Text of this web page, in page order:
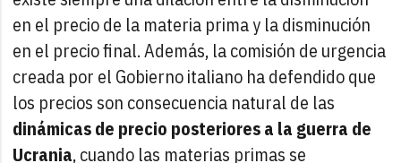
en el precio de la materia prima y la disminución
en el precio final. Además, la comisión de urgencia
creada por el Gobierno italiano ha defendido que
los precios son consecuencia natural de las
dinámicas de precio posteriores a la guerra de
Ucrania, cuando las materias primas se